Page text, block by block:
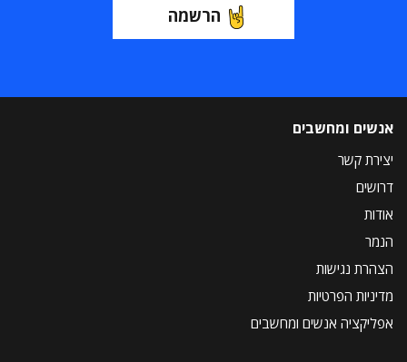
הרשמה
אנשים ומחשבים
יצירת קשר
דרושים
אודות
הנמר
הצהרת נגישות
מדיניות הפרטיות
אפליקציה אנשים ומחשבים